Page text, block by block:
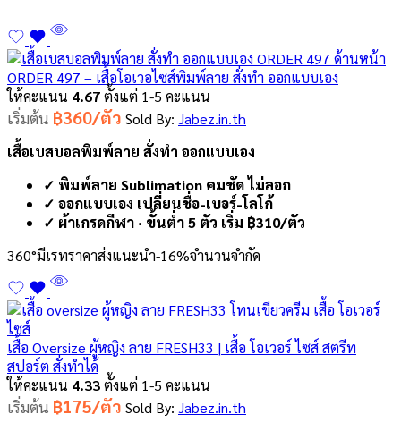
ORDER 497 – เสื้อโอเวอไซส์พิมพ์ลาย สั่งทำ ออกแบบเอง
ให้คะแนน 4.67ตั้งแต่ 1-5 คะแนน
เริ่มต้น ฿360/ตัว Sold By: Jabez.in.th
เสื้อเบสบอลพิมพ์ลาย สั่งทำ ออกแบบเอง
✓ พิมพ์ลาย Sublimation คมชัด ไม่ลอก
✓ ออกแบบเอง เปลี่ยนชื่อ-เบอร์-โลโก้
✓ ผ้าเกรดกีฬา · ขั้นต่ำ 5 ตัว เริ่ม ฿310/ตัว
360°มีเรทราคาส่งแนะนำ-16%จำนวนจำกัด
เสื้อ Oversize ผู้หญิง ลาย FRESH33 | เสื้อ โอเวอร์ ไซส์ สตรีท
สปอร์ต สั่งทำได้
ให้คะแนน 4.33ตั้งแต่ 1-5 คะแนน
เริ่มต้น ฿175/ตัว Sold By: Jabez.in.th